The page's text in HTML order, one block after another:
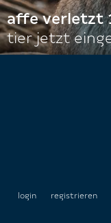
affe verletzt
tier jetzt
login registrieren